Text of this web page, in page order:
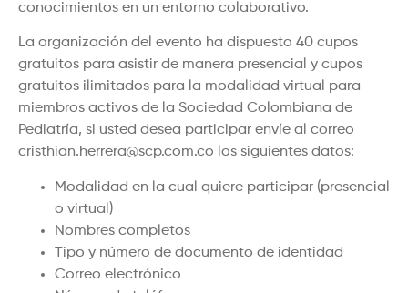
conocimientos en un entorno colaborativo.
La organización del evento ha dispuesto 40 cupos
gratuitos para asistir de manera presencial y cupos
gratuitos ilimitados para la modalidad virtual para
miembros activos de la Sociedad Colombiana de
Pediatría, si usted desea participar envíe al correo
cristhian.herrera@scp.com.co los siguientes datos:
Modalidad en la cual quiere participar (presencial
o virtual)
Nombres completos
Tipo y número de documento de identidad
Correo electrónico